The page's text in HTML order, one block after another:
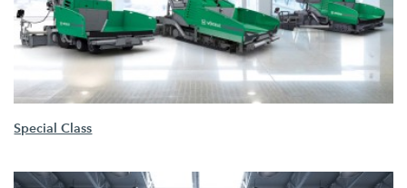
Special Class